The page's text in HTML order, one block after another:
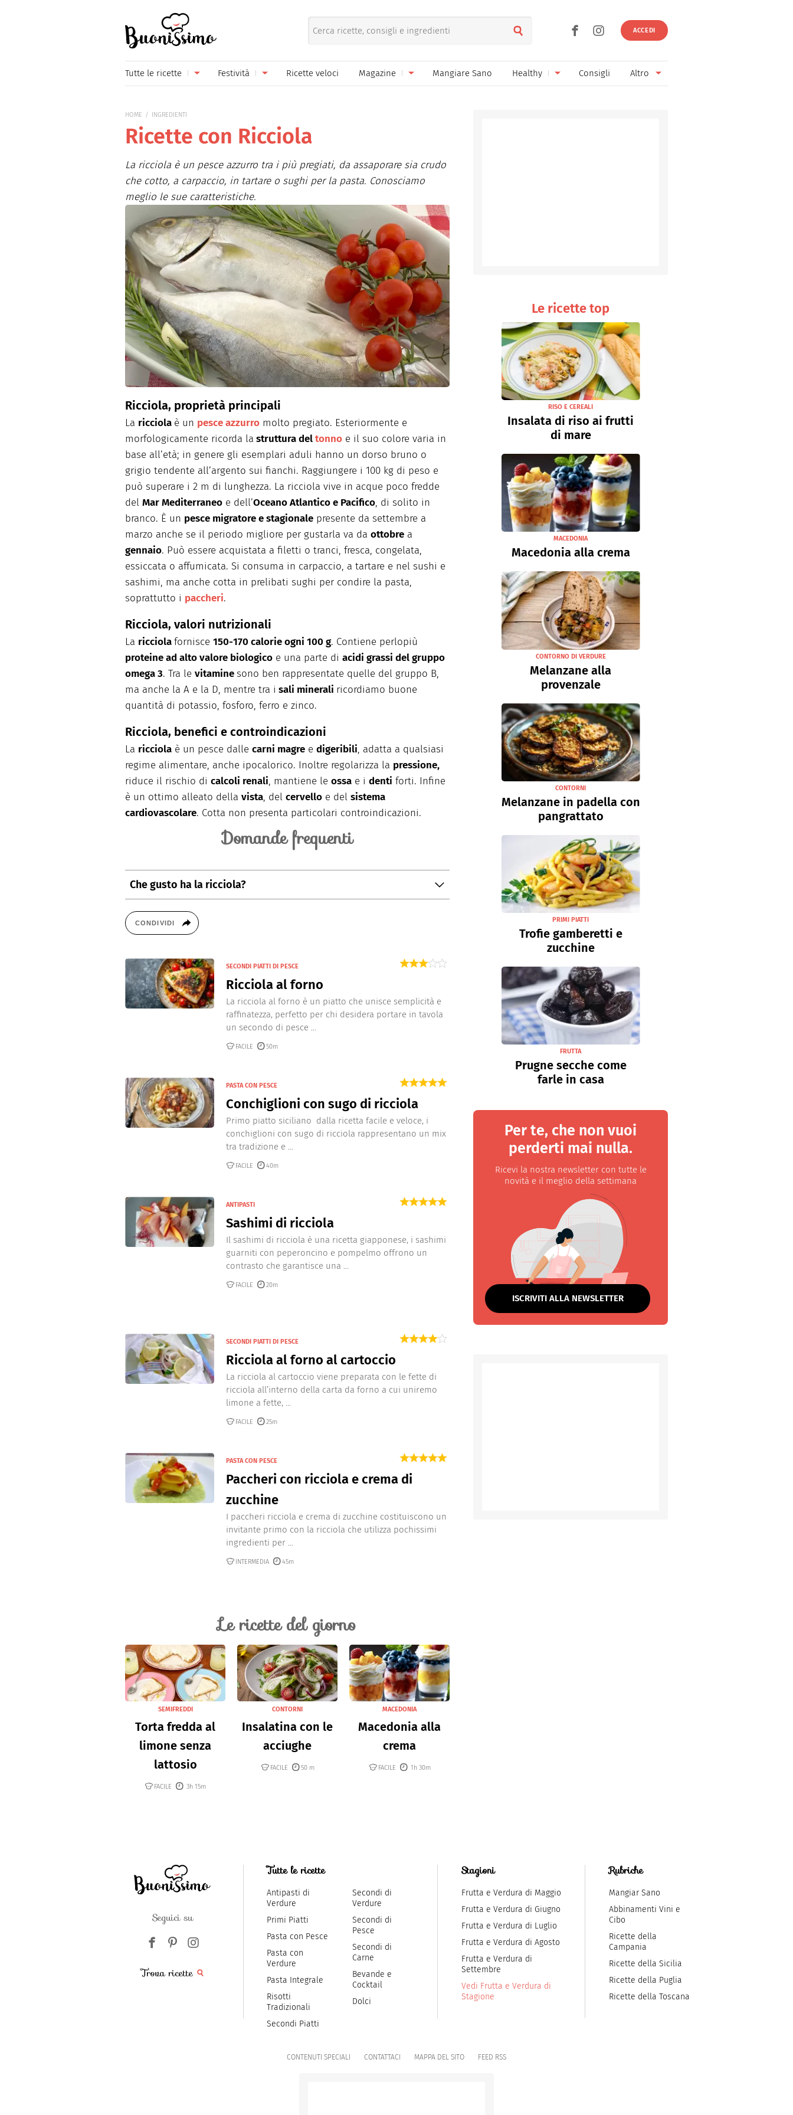
ACCEDI
Tutte le ricette
Primi piatti Pane pizza focacce
Marmellate e confetture
Contorni
Formaggi Ricette di base
Frutta Bevande
Dolci
Festività
Carnevale
Festa della Mamma
Festa del Papà
Halloween
Natale
Pasqua
San Valentino
Ricette veloci Magazine Mangiare Sano Healthy Consigli Altro
HOME INGREDIENTI
Ricette con Ricciola
La ricciola è un pesce azzurro tra i più pregiati, da assaporare sia crudo
che cotto, a carpaccio, in tartare o sughi per la pasta. Conosciamo
meglio le sue caratteristiche.
Ricciola, proprietà principali
La ricciola è un pesce azzurro molto pregiato. Esteriormente e
morfologicamente ricorda la struttura deltonno e il suo colore varia in
base all’età; in genere gli esemplari aduli hanno un dorso bruno o
grigio tendente all’argento sui fianchi. Raggiungere i 100 kg di peso e
può superare i 2 m di lunghezza. La ricciola vive in acque poco fredde
del Mar Mediterraneo e dell’Oceano Atlantico e Pacifico, di solito in
branco. È un pesce migratore e stagionale presente da settembre a
marzo anche se il periodo migliore per gustarla va da ottobre a
gennaio. Può essere acquistata a filetti o tranci, fresca, congelata,
essiccata o affumicata. Si consuma in carpaccio, a tartare e nel sushi e
sashimi, ma anche cotta in prelibati sughi per condire la pasta,
soprattutto i paccheri.
Ricciola, valori nutrizionali
La ricciolafornisce 150-170 calorie ogni 100 g. Contiene perlopiù
proteine ad alto valore biologico e una parte di acidi grassi del gruppo
omega 3. Tra le vitaminesono ben rappresentate quelle del gruppo B,
ma anche la A e la D, mentre tra i sali minerali ricordiamo buone
quantità di potassio, fosforo, ferro e zinco.
Ricciola, benefici e controindicazioni
La ricciola è un pesce dalle carni magre e digeribili, adatta a qualsiasi
regime alimentare, anche ipocalorico. Inoltre regolarizza la pressione,
riduce il rischio di calcoli renali, mantiene le ossa e i denti forti. Infine
è un ottimo alleato della vista, del cervello e del sistema
cardiovascolare. Cotta non presenta particolari controindicazioni.
Domande frequenti
Che gusto ha la ricciola?
quello del tonno, e per le carni compatte e gustose.
CONDIVIDI
SECONDI PIATTI DI PESCE
Ricciola al forno
La ricciola al forno è un piatto che unisce semplicità e
raffinatezza, perfetto per chi desidera portare in tavola
un secondo di pesce ...
FACILE 50m
PASTA CON PESCE
Conchiglioni con sugo di ricciola
Primo piatto siciliano dalla ricetta facile e veloce, i
conchiglioni con sugo di ricciola rappresentano un mix
tra tradizione e ...
FACILE 40m
ANTIPASTI
Sashimi di ricciola
Il sashimi di ricciola è una ricetta giapponese, i sashimi
guarniti con peperoncino e pompelmo offrono un
contrasto che garantisce una ...
FACILE 20m
SECONDI PIATTI DI PESCE
Ricciola al forno al cartoccio
La ricciola al cartoccio viene preparata con le fette di
ricciola all’interno della carta da forno a cui uniremo
limone a fette, ...
FACILE 25m
PASTA CON PESCE
Paccheri con ricciola e crema di
zucchine
I paccheri ricciola e crema di zucchine costituiscono un
invitante primo con la ricciola che utilizza pochissimi
ingredienti per ...
INTERMEDIA 45m
Le ricette del giorno
SEMIFREDDI
Torta fredda al
limone senza
lattosio
FACILE 3h 15m
CONTORNI
Insalatina con le
acciughe
FACILE 50 m
MACEDONIA
Macedonia alla
crema
FACILE 1h 30m
Le ricette top
RISO E CEREALI
Insalata di riso ai frutti
di mare
MACEDONIA
Macedonia alla crema
CONTORNO DI VERDURE
Melanzane alla
provenzale
CONTORNI
Melanzane in padella con
pangrattato
PRIMI PIATTI
Trofie gamberetti e
zucchine
FRUTTA
Prugne secche come
farle in casa
Per te, che non vuoi
perderti mai nulla.
Ricevi la nostra newsletter con tutte le
novità e il meglio della settimana
ISCRIVITI ALLA NEWSLETTER
Seguici su
Trova ricette
Tutte le ricette
Antipasti di
Verdure
Primi Piatti
Pasta con Pesce
Pasta con
Verdure
Pasta Integrale
Risotti
Tradizionali
Secondi Piatti
Secondi di
Verdure
Secondi di
Pesce
Secondi di
Carne
Bevande e
Cocktail
Dolci
Stagioni
Frutta e Verdura di Maggio
Frutta e Verdura di Giugno
Frutta e Verdura di Luglio
Frutta e Verdura di Agosto
Frutta e Verdura di
Settembre
Vedi Frutta e Verdura di
Stagione
Rubriche
Mangiar Sano
Abbinamenti Vini e
Cibo
Ricette della
Campania
Ricette della Sicilia
Ricette della Puglia
Ricette della Toscana
CONTENUTI SPECIALI CONTATTACI MAPPA DEL SITO FEED RSS